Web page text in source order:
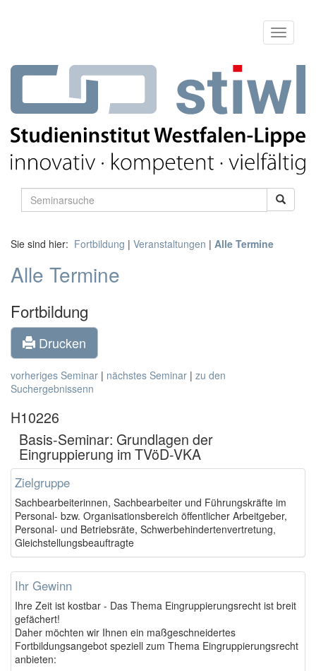
Sie sind hier: Fortbildung | Veranstaltungen | Alle Termine
Alle Termine
Fortbildung
Drucken
vorheriges Seminar | nächstes Seminar | zu den
Suchergebnissenn
H10226
Basis-Seminar: Grundlagen der
Eingruppierung im TVöD-VKA
Zielgruppe
Sachbearbeiterinnen, Sachbearbeiter und Führungskräfte im
Personal- bzw. Organisationsbereich öffentlicher Arbeitgeber,
Personal- und Betriebsräte, Schwerbehindertenvertretung,
Gleichstellungsbeauftragte
Ihr Gewinn
Ihre Zeit ist kostbar - Das Thema Eingruppierungsrecht ist breit
gefächert!
Daher möchten wir Ihnen ein maßgeschneidertes
Fortbildungsangebot speziell zum Thema Eingruppierungsrecht
anbieten: